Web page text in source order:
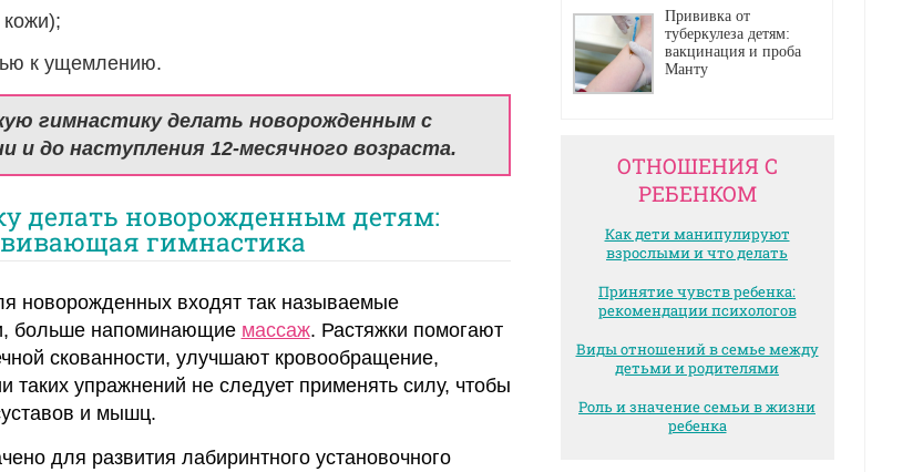
к ущемлению.
гимнастику делать новорожденным с
и до наступления 12-месячного возраста.
делать новорожденным детям:
гимнастика
новорожденных входят так называемые
больше напоминающие массаж. Растяжки помогают
скованности, улучшают кровообращение,
упражнений не следует применять силу, чтобы
и мышц.
для развития лабиринтного установочного
Прививка от
туберкулеза детям:
вакцинация и проба
Манту
ОТНОШЕНИЯ С
РЕБЕНКОМ
Как дети манипулируют
взрослыми и что делать
Принятие чувств ребенка:
рекомендации психологов
Виды отношений в семье между
детьми и родителями
Роль и значение семьи в жизни
ребенка